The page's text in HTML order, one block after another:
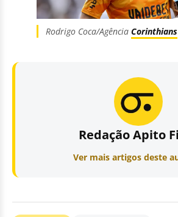
Rodrigo Coca/Agência Corinthians
Redação Apito
Ver mais artigos deste